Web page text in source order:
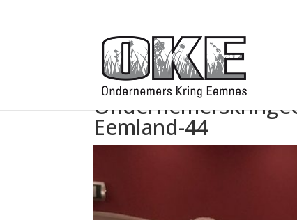
Eemland-44